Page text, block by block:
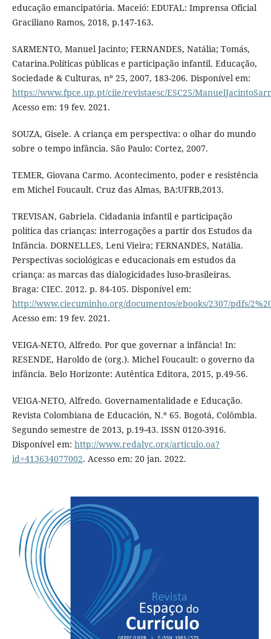
educação emancipatória. Maceió: EDUFAL: Imprensa Oficial
Graciliano Ramos, 2018, p.147-163.
SARMENTO, Manuel Jacinto; FERNANDES, Natália; Tomás,
Catarina.Políticas públicas e participação infantil. Educação,
Sociedade & Culturas, nº 25, 2007, 183-206. Disponível em:
https://www.fpce.up.pt/ciie/revistaesc/ESC25/
Acesso em: 19 fev. 2021.
SOUZA, Gisele. A criança em perspectiva: o olhar do mundo
sobre o tempo infância. São Paulo: Cortez, 2007.
TEMER, Giovana Carmo. Acontecimento, poder e resistência
em Michel Foucault. Cruz das Almas, BA:UFRB,2013.
TREVISAN, Gabriela. Cidadania infantil e participação
política das crianças: interrogações a partir dos Estudos da
Infância. DORNELLES, Leni Vieira; FERNANDES, Natália.
Perspectivas sociológicas e educacionais em estudos da
criança: as marcas das dialogicidades luso-brasileiras.
Braga: CIEC. 2012. p. 84-105. Disponível em:
http://www.ciecuminho.org/documentos/ebooks/2307/pdfs/
Acesso em: 19 fev. 2021.
VEIGA-NETO, Alfredo. Por que governar a infância! In:
RESENDE, Haroldo de (org.). Michel Foucault: o governo da
infância. Belo Horizonte: Autêntica Editora, 2015, p.49-56.
VEIGA-NETO, Alfredo. Governamentalidade e Educação.
Revista Colombiana de Educación, N.º 65. Bogotá, Colômbia.
Segundo semestre de 2013, p.19-43. ISSN 0120-3916.
Disponível em: http://www.redalyc.org/articulo.oa?
id=413634077002. Acesso em: 20 jan. 2022.